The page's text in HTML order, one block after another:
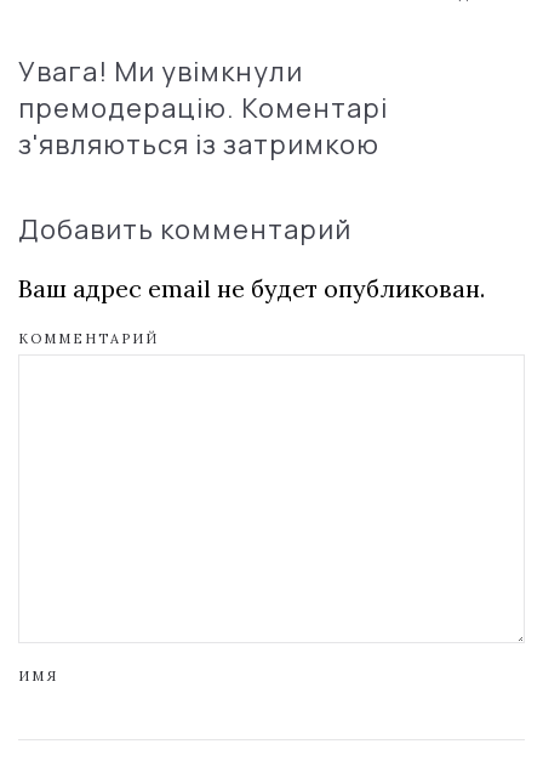
Увага! Ми увімкнули
премодерацію. Коментарі
з'являються із затримкою
Добавить комментарий
Ваш адрес email не будет опубликован.
КОММЕНТАРИЙ
ИМЯ